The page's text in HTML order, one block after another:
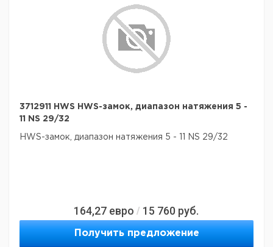
3712911 HWS HWS-замок, диапазон натяжения 5 -
11 NS 29/32
HWS-замок, диапазон натяжения 5 - 11 NS 29/32
164,27 евро / 15 760 руб.
Получить предложение